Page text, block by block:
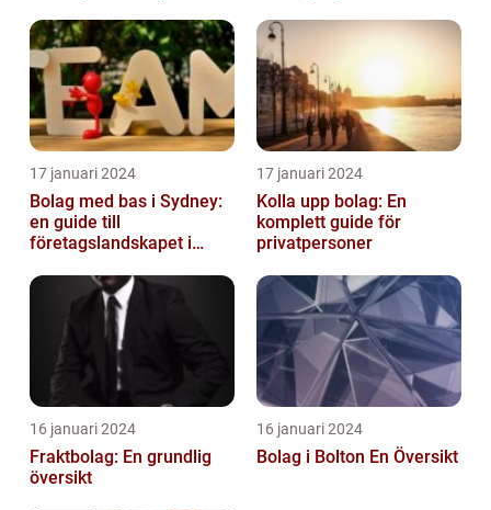
etablera en ...
17 januari 2024
Bolag med bas i Sydney:
en guide till
företagslandskapet i
stad
17 januari 2024
Kolla upp bolag: En
komplett guide för
privatpersoner
16 januari 2024
Fraktbolag: En grundlig
översikt
16 januari 2024
Bolag i Bolton En Översikt